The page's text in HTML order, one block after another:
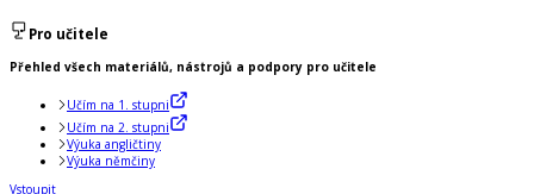
Pro učitele
Přehled všech materiálů, nástrojů a podpory pro učitele
Učím na 1. stupni
Učím na 2. stupni
Výuka angličtiny
Výuka němčiny
Vstoupit